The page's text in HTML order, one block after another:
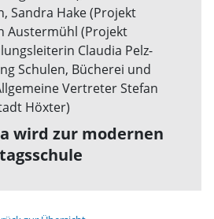
wird zur modernen